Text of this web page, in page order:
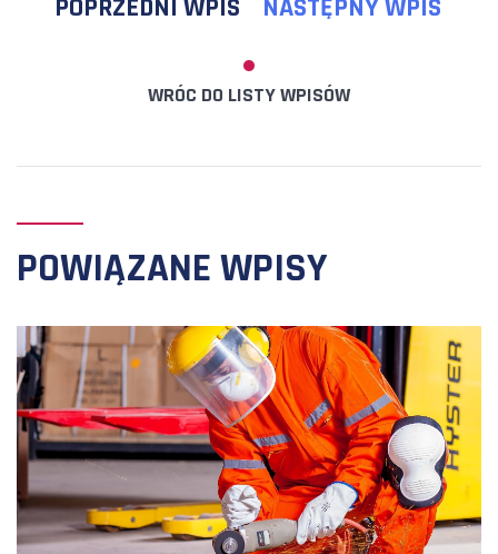
POPRZEDNI WPIS
WRÓC DO LISTY WPISÓW
NASTĘPNY WPIS
POWIĄZANE WPISY